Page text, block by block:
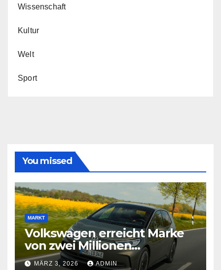
Wissenschaft
Kultur
Welt
Sport
You missed
MARKT
Volkswagen erreicht Marke
von zwei Millionen
Elektroautos
MÄRZ 3, 2026 ADMIN